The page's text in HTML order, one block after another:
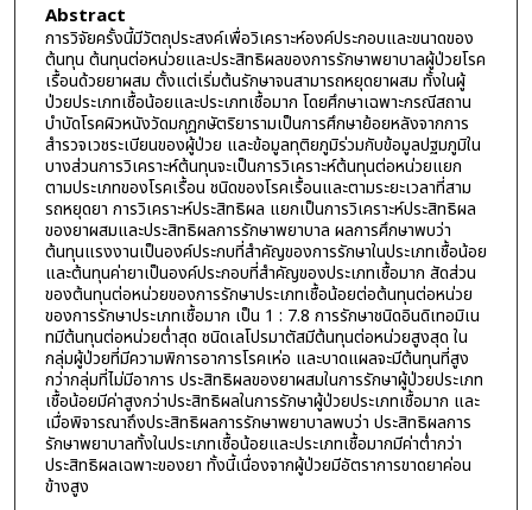
Abstract
การวิจัยครั้งนี้มีวัตถุประสงค์เพื่อวิเคราะห์องค์ประกอบและขนาดของ
ต้นทุน ต้นทุนต่อหน่วยและประสิทธิผลของการรักษาพยาบาลผู้ป่วยโรค
เรื้อนด้วยยาผสม ตั้งแต่เริ่มต้นรักษาจนสามารถหยุดยาผสม ทั้งในผู้
ป่วยประเภทเชื้อน้อยและประเภทเชื้อมาก โดยศึกษาเฉพาะกรณีสถาน
บำบัดโรคผิวหนังวัดมกุฎกษัตริยารามเป็นการศึกษาย้อยหลังจากการ
สำรวจเวชระเบียนของผู้ป่วย และข้อมูลทุติยภูมิร่วมกับข้อมูลปฐมภูมิใน
บางส่วนการวิเคราะห์ต้นทุนจะเป็นการวิเคราะห์ต้นทุนต่อหน่วยแยก
ตามประเภทของโรคเรื้อน ชนิดของโรคเรื้อนและตามระยะเวลาที่สาม
รถหยุดยา การวิเคราะห์ประสิทธิผล แยกเป็นการวิเคราะห์ประสิทธิผล
ของยาผสมและประสิทธิผลการรักษาพยาบาล ผลการศึกษาพบว่า
ต้นทุนแรงงานเป็นองค์ประกบที่สำคัญของการรักษาในประเภทเชื้อน้อย
และต้นทุนค่ายาเป็นองค์ประกอบที่สำคัญของประเภทเชื้อมาก สัดส่วน
ของต้นทุนต่อหน่วยของการรักษาประเภทเชื้อน้อยต่อต้นทุนต่อหน่วย
ของการรักษาประเภทเชื้อมาก เป็น 1 : 7.8 การรักษาชนิดอินดิเทอมิเน
ทมีต้นทุนต่อหน่วยต่ำสุด ชนิดเลโปรมาตัสมีต้นทุนต่อหน่วยสูงสุด ใน
กลุ่มผู้ป่วยที่มีความพิการอาการโรคเห่อ และบาดแผลจะมีต้นทุนที่สูง
กว่ากลุ่มที่ไม่มีอาการ ประสิทธิผลของยาผสมในการรักษาผู้ป่วยประเภท
เชื้อน้อยมีค่าสูงกว่าประสิทธิผลในการรักษาผู้ป่วยประเภทเชื้อมาก และ
เมื่อพิจารณาถึงประสิทธิผลการรักษาพยาบาลพบว่า ประสิทธิผลการ
รักษาพยาบาลทั้งในประเภทเชื้อน้อยและประเภทเชื้อมากมีค่าต่ำกว่า
ประสิทธิผลเฉพาะของยา ทั้งนี้เนื่องจากผู้ป่วยมีอัตราการขาดยาค่อน
ข้างสูง